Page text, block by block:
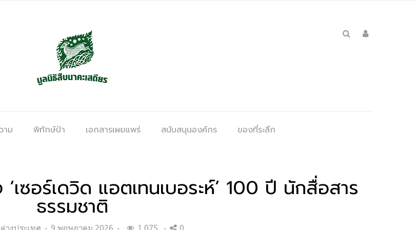
าม พิทักษ์ป่า เอกสารเผยแพร่ สนับสนุนองค์กร ของที่ระลึก
ซอร์เดวิด แอตเทนเบอระห์’ 100 ปี นักสื่อสาร
ธรรมชาติ
างประเทศ Posted
9 พฤษภาคม 2026 1,075 0